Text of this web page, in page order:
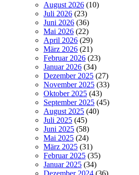
August 2026 (10)
Juli 2026 (23)
Juni 2026 (36)
Mai 2026 (22)
April 2026 (29)
März 2026 (21)
Februar 2026 (23)
Januar 2026 (34)
Dezember 2025 (27)
November 2025 (33)
Oktober 2025 (43)
September 2025 (45)
August 2025 (40)
Juli 2025 (45)
Juni 2025 (58)
Mai 2025 (24)
März 2025 (31)
Februar 2025 (35)
Januar 2025 (34)